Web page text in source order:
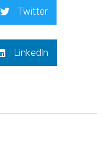
Twitter
LinkedIn